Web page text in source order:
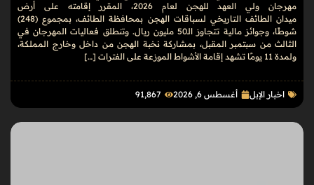
مهرجان ولي العهد للهجن لعام 2026، المقرر إقامته على أرض
ميدان الطائف التاريخي لسباقات الهجن بمحافظة الطائف، بمجموع (248)
شوطًا، وجوائز مالية تتجاوز الـ50 مليون ريال. وتنطلق فعاليات المهرجان في
الثالث من سبتمبر المقبل، بمشاركة نخبة الهجن من داخل وخارج المملكة،
ولمدة 11 يومًا تشهد إقامة الأشواط الموزعة على الفترات […]
اخبار الإبل أغسطس 6, 2026 91٬867